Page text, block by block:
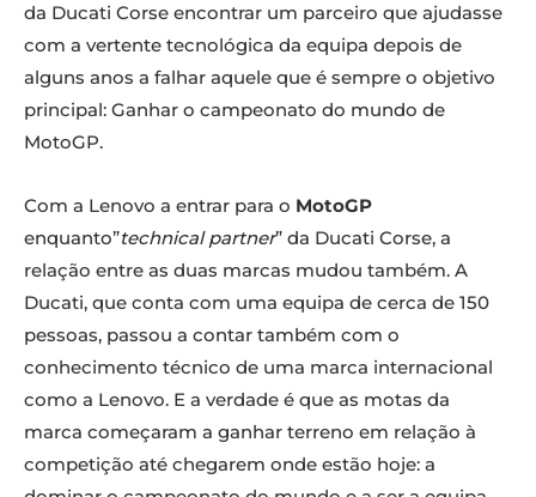
da Ducati Corse encontrar um parceiro que ajudasse
com a vertente tecnológica da equipa depois de
alguns anos a falhar aquele que é sempre o objetivo
principal: Ganhar o campeonato do mundo de
MotoGP.
Com a Lenovo a entrar para o MotoGP
enquanto”technical partner” da Ducati Corse, a
relação entre as duas marcas mudou também. A
Ducati, que conta com uma equipa de cerca de 150
pessoas, passou a contar também com o
conhecimento técnico de uma marca internacional
como a Lenovo. E a verdade é que as motas da
marca começaram a ganhar terreno em relação à
competição até chegarem onde estão hoje: a